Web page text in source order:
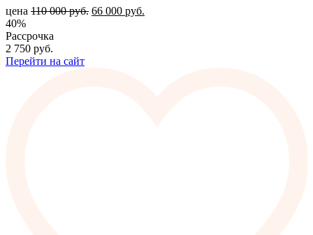
цена 110 000руб. 66 000 руб.
40%
Рассрочка
2 750 руб.
Перейти на сайт